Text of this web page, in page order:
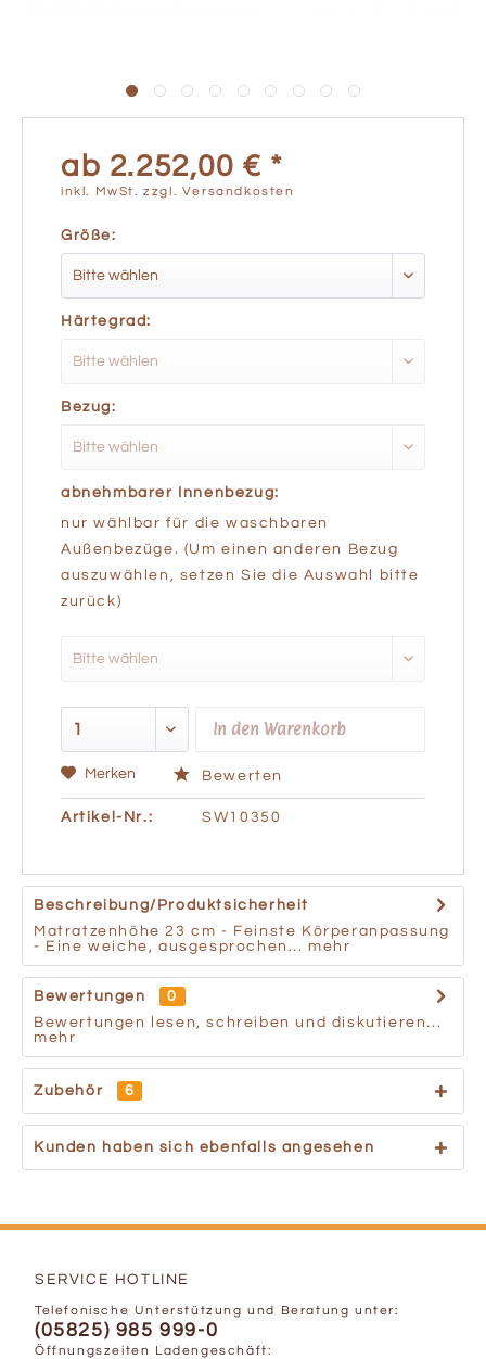
ab 2.252,00 € *
inkl. MwSt.zzgl. Versandkosten
Größe:
Härtegrad:
Bezug:
abnehmbarer Innenbezug:
nur wählbar für die waschbaren
Außenbezüge. (Um einen anderen Bezug
auszuwählen, setzen Sie die Auswahl bitte
zurück)
In den Warenkorb
Merken Bewerten
Artikel-Nr.: SW10350
Beschreibung/Produktsicherheit
Matratzenhöhe 23 cm - Feinste Körperanpassung
- Eine weiche, ausgesprochen... mehr
Bewertungen
0
Bewertungen lesen, schreiben und diskutieren...
mehr
Zubehör 6
Kunden haben sich ebenfalls angesehen
SERVICE HOTLINE
Telefonische Unterstützung und Beratung unter:
(05825) 985 999-0
Öffnungszeiten Ladengeschäft: